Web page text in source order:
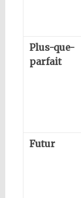
Plus-que-
parfait
Futur